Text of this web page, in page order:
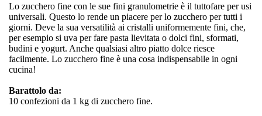
Lo zucchero fine con le sue fini granulometrie è il tuttofare per usi
universali. Questo lo rende un piacere per lo zucchero per tutti i
giorni. Deve la sua versatilità ai cristalli uniformemente fini, che,
per esempio si uva per fare pasta lievitata o dolci fini, sformati,
budini e yogurt. Anche qualsiasi altro piatto dolce riesce
facilmente. Lo zucchero fine è una cosa indispensabile in ogni
cucina!
Barattolo da:
10 confezioni da 1 kg di zucchero fine.